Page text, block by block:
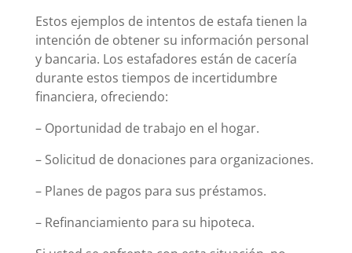
Estos ejemplos de intentos de estafa tienen la
intención de obtener su información personal
y bancaria. Los estafadores están de cacería
durante estos tiempos de incertidumbre
financiera, ofreciendo:
– Oportunidad de trabajo en el hogar.
– Solicitud de donaciones para organizaciones.
– Planes de pagos para sus préstamos.
– Refinanciamiento para su hipoteca.